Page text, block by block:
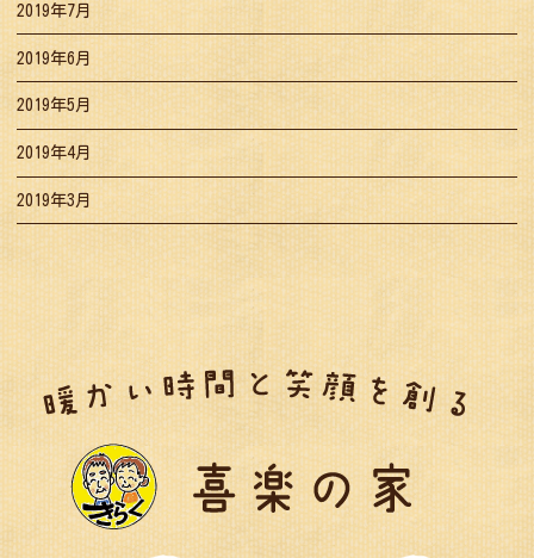
2019年7月
2019年6月
2019年5月
2019年4月
2019年3月